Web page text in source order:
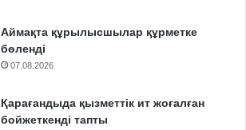
Аймақта құрылысшылар құрметке
бөленді
07.08.2026
Қарағандыда қызметтік ит жоғалған
бойжеткенді тапты